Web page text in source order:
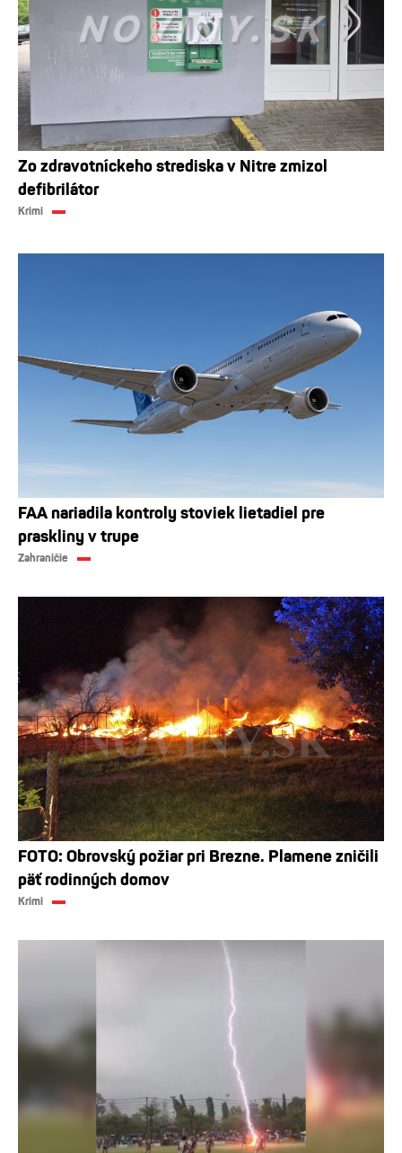
Zo zdravotníckeho strediska v Nitre zmizol
defibrilátor
Krimi
FAA nariadila kontroly stoviek lietadiel pre
praskliny v trupe
Zahraničie
FOTO: Obrovský požiar pri Brezne. Plamene zničili
päť rodinných domov
Krimi